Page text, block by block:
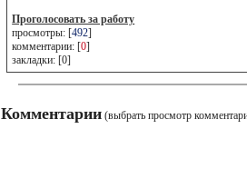
Проголосовать за работу
просмотры: [492]
комментарии: [0]
закладки: [0]
Комментарии (выбрать просмотр